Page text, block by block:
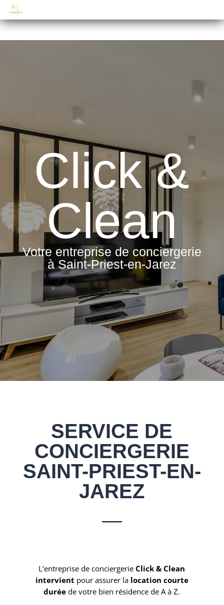
Click &
Clean
Votre entreprise de conciergerie
à Saint-Priest-en-Jarez
SERVICE DE
CONCIERGERIE
SAINT-PRIEST-EN-
JAREZ
L’entreprise de conciergerieClick & Clean
intervient pour assurer la location courte
durée de votre bien résidence de A à Z.